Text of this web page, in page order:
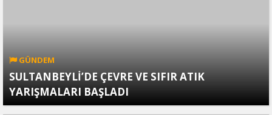
GÜNDEM
SULTANBEYLİ’DE ÇEVRE VE SIFIR ATIK
YARIŞMALARI BAŞLADI